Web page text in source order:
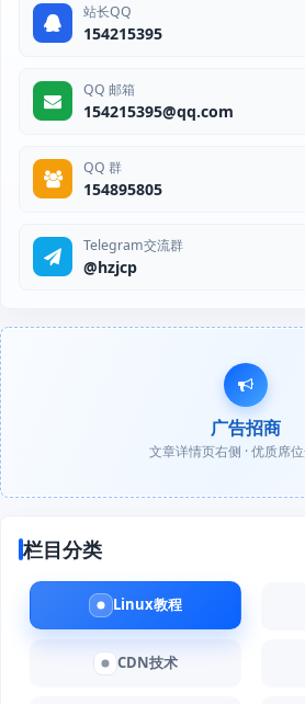
站长QQ
154215395
QQ 邮箱
154215395@qq.com
QQ 群
154895805
Telegram交流群
@hzjcp
广告招商
文章详情页右侧 · 优质席
栏目分类
Linux教程
CDN技术